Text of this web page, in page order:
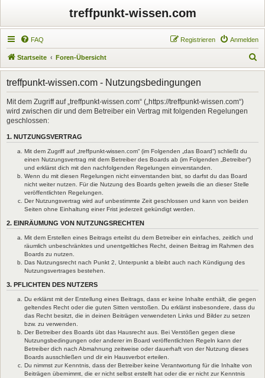
treffpunkt-wissen.com
FAQ Anmelden
Registrieren
Startseite Foren-Übersicht
u
treffpunkt-wissen.com - Nutzungsbedingungen
Mit dem Zugriff auf „treffpunkt-wissen.com“ („https://treffpunkt-wissen.com“)
wird zwischen dir und dem Betreiber ein Vertrag mit folgenden Regelungen
geschlossen:
1. NUTZUNGSVERTRAG
Mit dem Zugriff auf „treffpunkt-wissen.com“ (im Folgenden „das Board“) schließt du
einen Nutzungsvertrag mit dem Betreiber des Boards ab (im Folgenden „Betreiber“)
und erklärst dich mit den nachfolgenden Regelungen einverstanden.
Wenn du mit diesen Regelungen nicht einverstanden bist, so darfst du das Board
nicht weiter nutzen. Für die Nutzung des Boards gelten jeweils die an dieser Stelle
veröffentlichten Regelungen.
Der Nutzungsvertrag wird auf unbestimmte Zeit geschlossen und kann von beiden
Seiten ohne Einhaltung einer Frist jederzeit gekündigt werden.
2. EINRÄUMUNG VON NUTZUNGSRECHTEN
Mit dem Erstellen eines Beitrags erteilst du dem Betreiber ein einfaches, zeitlich und
räumlich unbeschränktes und unentgeltliches Recht, deinen Beitrag im Rahmen des
Boards zu nutzen.
Das Nutzungsrecht nach Punkt 2, Unterpunkt a bleibt auch nach Kündigung des
Nutzungsvertrages bestehen.
3. PFLICHTEN DES NUTZERS
Du erklärst mit der Erstellung eines Beitrags, dass er keine Inhalte enthält, die gegen
geltendes Recht oder die guten Sitten verstoßen. Du erklärst insbesondere, dass du
das Recht besitzt, die in deinen Beiträgen verwendeten Links und Bilder zu setzen
bzw. zu verwenden.
Der Betreiber des Boards übt das Hausrecht aus. Bei Verstößen gegen diese
Nutzungsbedingungen oder anderer im Board veröffentlichten Regeln kann der
Betreiber dich nach Abmahnung zeitweise oder dauerhaft von der Nutzung dieses
Boards ausschließen und dir ein Hausverbot erteilen.
Du nimmst zur Kenntnis, dass der Betreiber keine Verantwortung für die Inhalte von
Beiträgen übernimmt, die er nicht selbst erstellt hat oder die er nicht zur Kenntnis